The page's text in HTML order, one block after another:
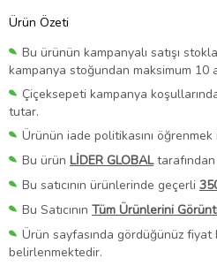
Ürün Özeti
Bu ürünün kampanyalı satışı
kampanya stoğundan maksimum 10
Çiçeksepeti kampanya
tutar.
Ürünün iade politikasını öğrenmek
Bu ürün LİDER GLOBAL
Bu satıcının ürünlerinde geçerli
Bu Satıcının Tüm Ürünlerini
Ürün sayfasında gördüğünüz fiyat
belirlenmektedir.